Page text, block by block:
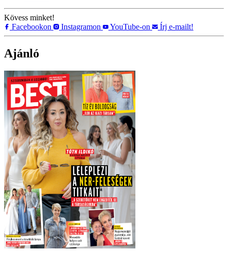
Kövess minket!
Facebookon
Instagramon YouTube-on Írj e-mailt!
Ajánló